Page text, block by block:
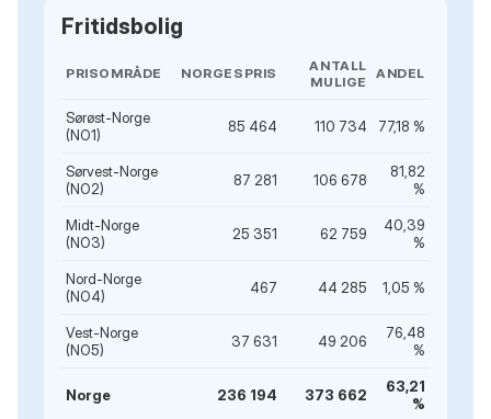
Fritidsbolig
PRISOMRÅDE NORGESPRIS
ANTALL
MULIGE
ANDEL
Sørøst-Norge
(NO1)
85 464 110 734 77,18 %
Sørvest-Norge
(NO2)
87 281 106 678
81,82
%
Midt-Norge
(NO3)
25 351 62 759
40,39
%
Nord-Norge
(NO4)
467 44 285 1,05 %
Vest-Norge
(NO5)
37 631 49 206
76,48
%
Norge 236 194 373 662
63,21
%